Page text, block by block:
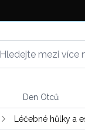
Den Otců
Léčebné hůlky a